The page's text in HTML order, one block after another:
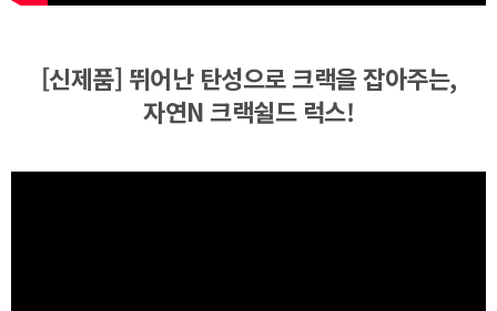
[신제품] 뛰어난 탄성으로 크랙을 잡아주는,
자연N 크랙쉴드 럭스!